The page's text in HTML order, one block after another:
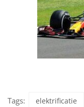
Tags: elektrificatie